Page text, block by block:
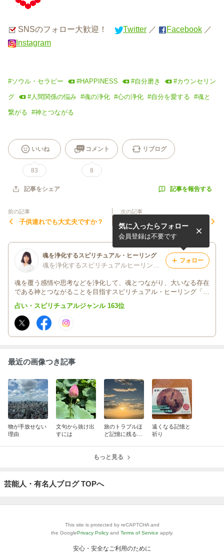
SNSのフォロー大歓迎！ Twitter ／ Facebook ／
Instagram
#ソウル・セラピー #HAPPINESS #自分磨き #カウンセリン
グ #人間関係の悩み #魂の浄化 #心の浄化 #自分を愛する #魂と
繋がる #神とつながる
いいね
83
コメント
8
リブログ
記事をシェア 記事を報告する
前の記事
子供連れでも大丈夫ですか？
次の記事
自分を見失いそうな時
魂を浄化するスピリチュアル・ヒーリング
魂を覆う感情や思考などを浄化して、魂とつながり、大いなる存在
である神とつながることを目指すスピリチュアル・ヒーリング「ソ
ウル･セラピー®」 神様とつながって、魂を輝かせられますように
気に入ったらフォロー
会員登録は不要です
フォロー
占い・スピリチュアルジャンル 163位
最近の画像つき記事
物が手放せない
理由
文句から抜け出
すには
旅のトラブルほ
ど記憶に残るの
えるヒント
遠くなる記憶と
祈り
もっと見る
芸能人・有名人ブログ TOPへ
This site is protected by reCAPTCHA and
the GooglePrivacy Policy and Terms of Service apply.
安心・安全なご利用のために